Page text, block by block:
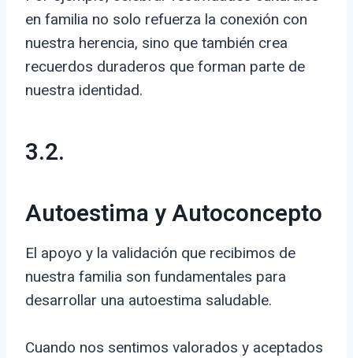
en familia no solo refuerza la conexión con
nuestra herencia, sino que también crea
recuerdos duraderos que forman parte de
nuestra identidad.
3.2.
Autoestima y Autoconcepto
El apoyo y la validación que recibimos de
nuestra familia son fundamentales para
desarrollar una autoestima saludable.
Cuando nos sentimos valorados y aceptados